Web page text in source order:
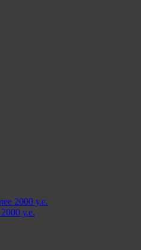
2000 у.е.
у.е.